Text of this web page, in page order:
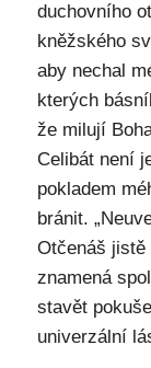
duchovního
kněžského
aby nechal
kterých
že milují
Celibát není
pokladem
bránit.
Otčenáš jistě
znamená
stavět
univerzální